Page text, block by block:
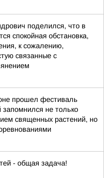
поделился, что в
спокойная обстановка,
к сожалению,
связанные с
прошел фестиваль
запомнился не только
священных растений, но
- общая задача!